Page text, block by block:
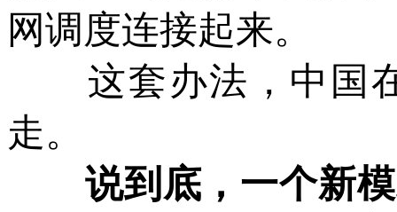
网调度连接起来。
这套办法，中国在
走。
说到底，一个新模